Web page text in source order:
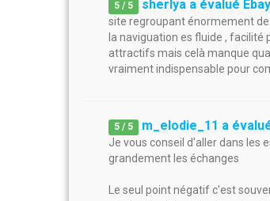
5 / 5 sherlya a évalué Ebay
site regroupant énormement
la naviguation es fluide , facilité
attractifs mais celà manque
vraiment indispensable pour
5 / 5 m_elodie_11 a
Je vous conseil d'aller dans les
grandement les échanges
Le seul point négatif c'est